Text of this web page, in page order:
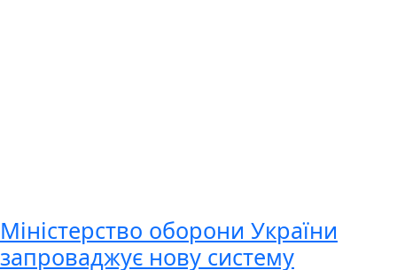
Міністерство оборони України
запроваджує нову систему